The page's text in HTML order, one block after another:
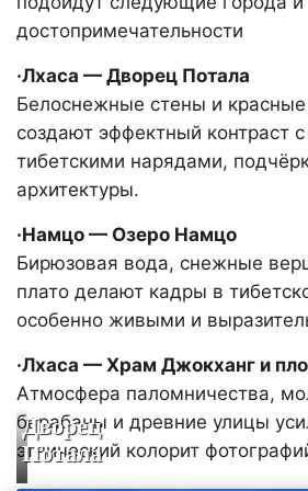
достопримечательности
·Лхаса — Дворец Потала
Белоснежные стены и
создают эффектный контраст
тибетскими нарядами,
архитектуры.
·Намцо — Озеро Намцо
Бирюзовая вода, снежные
плато делают кадры в
особенно живыми и
·Лхаса — Храм Джокханг и
Атмосфера паломничества,
барабаны и древние улицы
этнический колорит
Дворец
Потала